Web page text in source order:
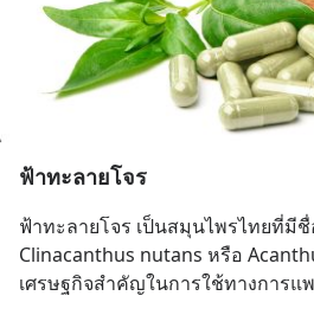
ฟ้าทะลายโจร
ฟ้าทะลายโจร เป็นสมุนไพรไทยที่มี
Clinacanthus nutans หรือ
เศรษฐกิจสำคัญในการใช้ทางการแ